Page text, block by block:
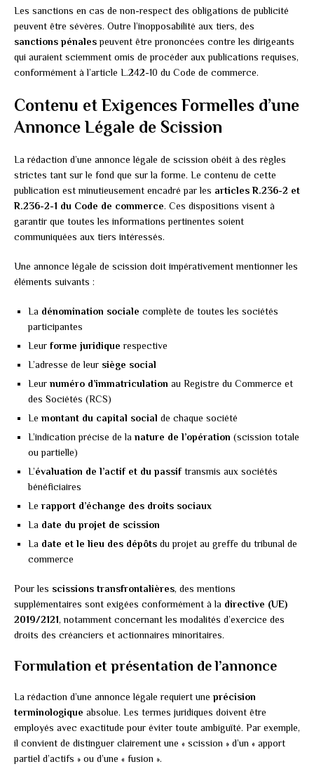
Les sanctions en cas de non-respect des obligations de publicité
peuvent être sévères. Outre l’inopposabilité aux tiers, des
sanctions pénalespeuvent être prononcées contre les dirigeants
qui auraient sciemment omis de procéder aux publications requises,
conformément à l’article L.242-10 du Code de commerce.
Contenu et Exigences Formelles d’une
Annonce Légale de Scission
La rédaction d’une annonce légale de scission obéit à des règles
strictes tant sur le fond que sur la forme. Le contenu de cette
publication est minutieusement encadré par les articles R.236-2 et
R.236-2-1 du Code de commerce. Ces dispositions visent à
garantir que toutes les informations pertinentes soient
communiquées aux tiers intéressés.
Une annonce légale de scission doit impérativement mentionner les
éléments suivants :
La dénomination sociale complète de toutes les sociétés
participantes
Leur forme juridique respective
L’adresse de leur siège social
Leur numéro d’immatriculation au Registre du Commerce et
des Sociétés (RCS)
Le montant du capital social de chaque société
L’indication précise de la nature de l’opération (scission totale
ou partielle)
L’évaluation de l’actif et du passiftransmis aux sociétés
bénéficiaires
Le rapport d’échange des droits sociaux
La date du projet de scission
La date et le lieu des dépôts du projet au greffe du tribunal de
commerce
Pour les scissions transfrontalières, des mentions
supplémentaires sont exigées conformément à la directive (UE)
2019/2121, notamment concernant les modalités d’exercice des
droits des créanciers et actionnaires minoritaires.
Formulation et présentation de l’annonce
La rédaction d’une annonce légale requiert une précision
terminologique absolue. Les termes juridiques doivent être
employés avec exactitude pour éviter toute ambiguïté. Par exemple,
il convient de distinguer clairement une « scission » d’un « apport
partiel d’actifs » ou d’une « fusion ».